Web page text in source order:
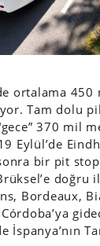
ortalama 450
Tam dolu
370 mil
Eylül’de
bir pit
doğru
Bordeaux,
İspanya’nın